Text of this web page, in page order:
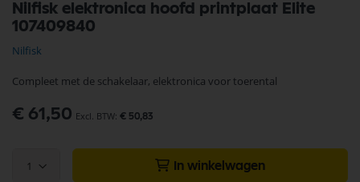
Nilfisk elektronica hoofd printplaat Elite
107409840
Nilfisk
Compleet met de schakelaar, elektronica voor toerental
€ 61,50 € 50,83
1 In winkelwagen
naar
het
van
afbeeldingen-